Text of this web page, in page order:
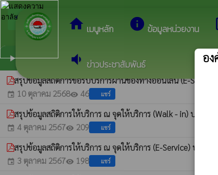
home เมนูหลัก info ข้อมูลหน่วยงาน
volume_down ข่าวประชาสัมพันธ์
arrow_back_ios กลับเมนูหลัก ยินดีต้อนรับสู่เว็
play_arrowข้อมูลเชิงสถิติการให้บริการ
สรุปข้อมูลสถิติการขอรับบริการผ่านช่องทางออนไลน์ (E-
event 10 ตุลาคม 2568visibility 46 แชร์
สรุปข้อมูลสถิติการให้บริการ ณ จุดให้บริการ (Walk - in) ประจ
event 4 ตุลาคม 2567visibility 209 แชร์
สรุปข้อมูลสถิติการให้บริการ ณ จุดให้บริการ (E-Service) ประจ
event 3 ตุลาคม 2567visibility 198 แชร์
อง